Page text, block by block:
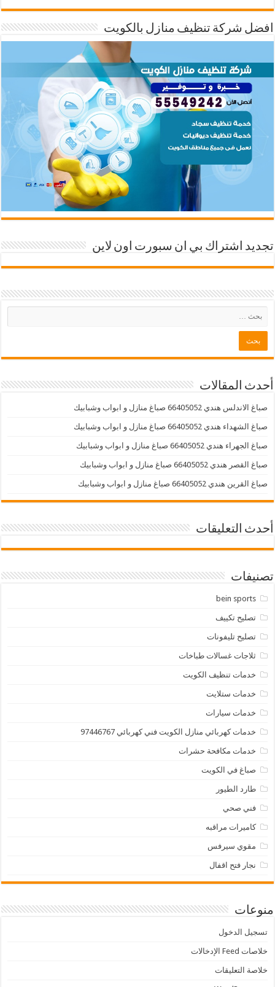
افضل شركة تنظيف منازل بالكويت
تجديد اشتراك بي ان سبورت اون لاين
أحدث المقالات
صباغ الاندلس هندي 66405052 صباغ منازل و ابواب وشبابيك
صباغ الشهداء هندي 66405052 صباغ منازل و ابواب وشبابيك
صباغ الجهراء هندي 66405052 صباغ منازل و ابواب وشبابيك
صباغ القصر هندي 66405052 صباغ منازل و ابواب وشبابيك
صباغ القرين هندي 66405052 صباغ منازل و ابواب وشبابيك
أحدث التعليقات
تصنيفات
bein sports
تصليح تكييف
تصليح تليفونات
ثلاجات غسالات طباخات
خدمات تنظيف الكويت
خدمات ستلايت
خدمات سيارات
خدمات كهربائي منازل الكويت فني كهربائي 97446767
خدمات مكافحة حشرات
صباغ في الكويت
طارد الطيور
فني صحي
كاميرات مراقبه
مقوي سيرفس
نجار فتح اقفال
منوعات
تسجيل الدخول
خلاصات Feed الإدخالات
خلاصة التعليقات